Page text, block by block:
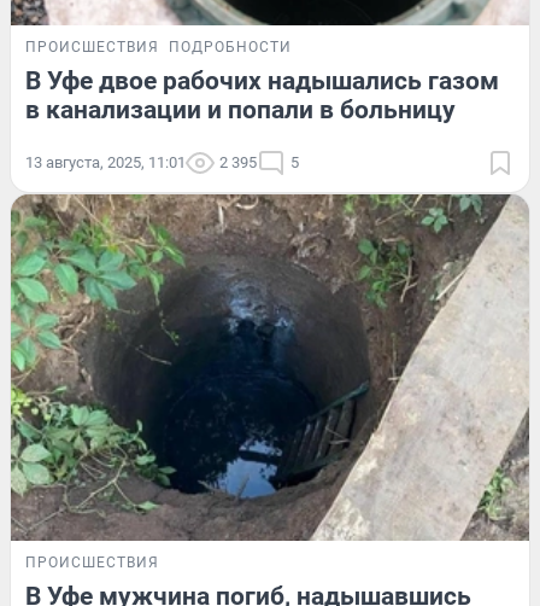
ПРОИСШЕСТВИЯ ПОДРОБНОСТИ
В Уфе двое рабочих надышались газом
в канализации и попали в больницу
13 августа, 2025, 11:01 2 395 5
ПРОИСШЕСТВИЯ
В Уфе мужчина погиб, надышавшись